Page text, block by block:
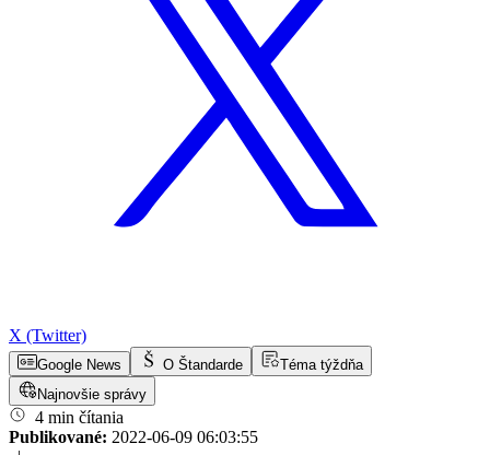
X (Twitter)
Google News O Štandarde
Téma týždňa
Najnovšie správy
4 min čítania
Publikované: 2022-06-09 06:03:55